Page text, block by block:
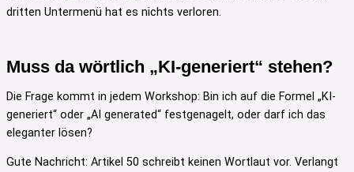
dritten Untermenü hat es nichts verloren.
Muss da wörtlich „KI-generiert“ stehen?
Die Frage kommt in jedem Workshop: Bin ich auf die Formel „KI-
generiert“ oder „AI generated“ festgenagelt, oder darf ich das
eleganter lösen?
Gute Nachricht: Artikel 50 schreibt keinen Wortlaut vor. Verlangt